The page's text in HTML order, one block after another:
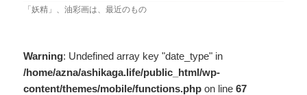
「妖精」、油彩画は、最近のもの
Warning: Undefined array key "date_type" in
/home/azna/ashikaga.life/public_html/wp-
content/themes/mobile/functions.php on line67